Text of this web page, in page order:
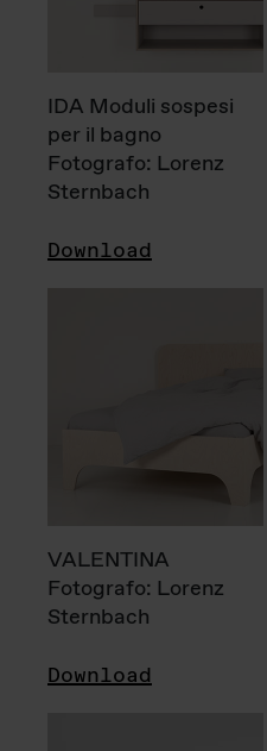
IDA Moduli sospesi
per il bagno
Fotografo: Lorenz
Sternbach
Download
VALENTINA
Fotografo: Lorenz
Sternbach
Download